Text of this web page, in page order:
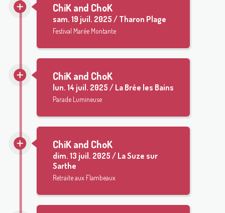
ChiK and ChoK
sam. 19 juil. 2025 / Tharon Plage
Festival Marée Montante
ChiK and ChoK
lun. 14 juil. 2025 / La Brée les Bains
Parade Lumineuse
ChiK and ChoK
dim. 13 juil. 2025 / La Suze sur
Sarthe
Retraite aux Flambeaux